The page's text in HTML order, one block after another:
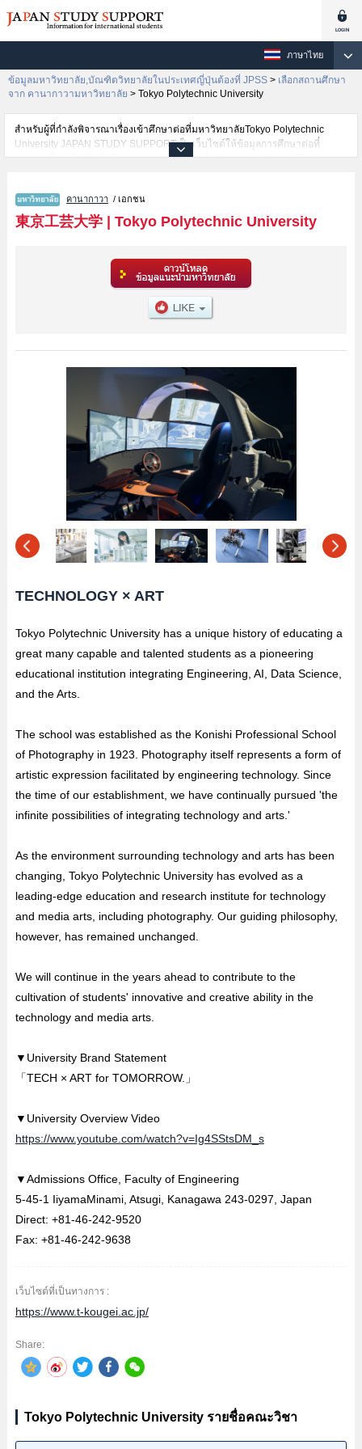
ภาษาไทย
ข้อมูลมหาวิทยาลัย,บัณฑิตวิทยาลัยในประเทศญี่ปุ่นต้องที่ JPSS > เลือกสถานศึกษา
จาก คานากาวามหาวิทยาลัย > Tokyo Polytechnic University
สำหรับผู้ที่กำลังพิจารณาเรื่องเข้าศึกษาต่อที่มหาวิทยาลัยTokyo Polytechnic
University JAPAN STUDY SUPPORTเป็นเว็บไซต์ให้ข้อมูลการศึกษาต่อที่
ประเทศญี่ปุ่นสำหรับนักศึกษาต่างชาติโดยการดำเนินงานร่วมกันของ The Asian
EngineeringหรือคณะArts ไว้ เป็นต้นไว้สำหรับผู้ที่ต้องการค้นหาข้อมูลการศึกษา
ต่อเกี่ยวกับTokyo Polytechnic University กรุณาใช้เว็บไซต์นี้เพื่อการค้นหาข้อมูล
ตามอัธยาศัย นอกจากนั้นยังมีข้อมูลของสถาบันการศึกษาระดับ
1,300 แห่งที่กำลังเปิดรับสมัครนักศึกษาต่างชาติด้วย
คานากาวา / เอกชน
東京工芸大学| Tokyo Polytechnic University
TECHNOLOGY × ART
Tokyo Polytechnic University has a unique history of educating a
great many capable and talented students as a pioneering
educational institution integrating Engineering, AI, Data Science,
and the Arts.
The school was established as the Konishi Professional School
of Photography in 1923. Photography itself represents a form of
artistic expression facilitated by engineering technology. Since
the time of our establishment, we have continually pursued 'the
infinite possibilities of integrating technology and arts.'
As the environment surrounding technology and arts has been
changing, Tokyo Polytechnic University has evolved as a
leading-edge education and research institute for technology
and media arts, including photography. Our guiding philosophy,
however, has remained unchanged.
We will continue in the years ahead to contribute to the
cultivation of students' innovative and creative ability in the
technology and media arts.
▼University Brand Statement
「TECH × ART for TOMORROW.」
▼University Overview Video
https://www.youtube.com/watch?v=Ig4SStsDM_s
▼Admissions Office, Faculty of Engineering
5-45-1 IiyamaMinami, Atsugi, Kanagawa 243-0297, Japan
Direct: +81-46-242-9520
Fax: +81-46-242-9638
เว็บไซต์ที่เป็นทางการ :
https://www.t-kougei.ac.jp/
Share:
Tokyo Polytechnic University รายชื่อคณะวิชา